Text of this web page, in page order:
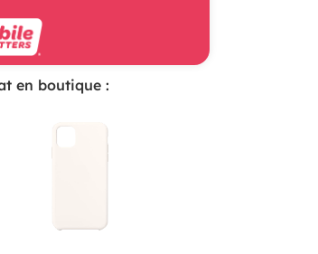
en boutique :